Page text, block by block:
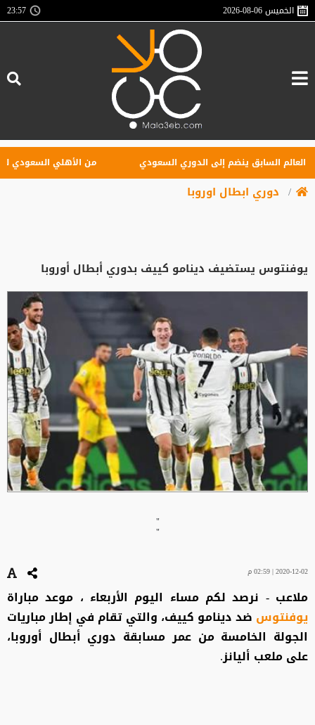
الخميس2026-08-06
23:57
السابق ينضم إلى الدوري السعودي من الأهلي السعودي
دوري ابطال اوروبا
يوفنتوس يستضيف دينامو كييف بدوري أبطال أوروبا
"
"
2020-12-02 | 02:59 م
ملاعب - نرصد لكم مساء اليوم الأربعاء ، موعد مباراة
يوفنتوس ضد دينامو كييف، والتي تقام في إطار مباريات
الجولة الخامسة من عمر مسابقة دوري أبطال أوروبا،
على ملعب أليانز.